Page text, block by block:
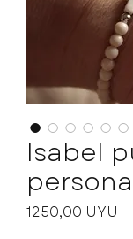
Isabel
1250,00 UYU